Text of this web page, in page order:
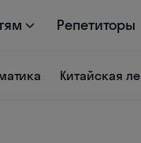
Репетиторы
Китайская